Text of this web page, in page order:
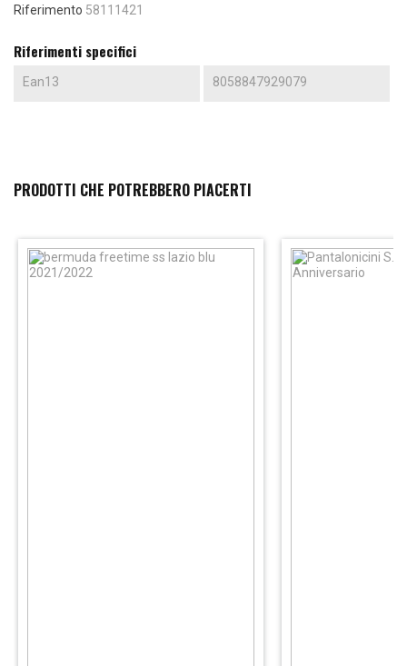
Riferimento 58111421
Riferimenti specifici
Ean13 8058847929079
PRODOTTI CHE POTREBBERO PIACERTI